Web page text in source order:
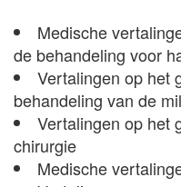
Medische
de behandeling voor
Vertalingen op het
behandeling van de
Vertalingen op het
chirurgie
Medische